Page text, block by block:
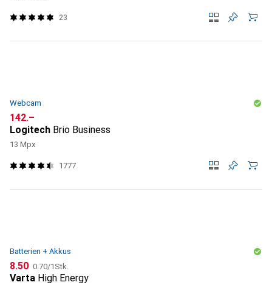
23
Webcam
CHF
142.–
Logitech Brio Business
13 Mpx
1777
Batterien + Akkus
CHF
8.50 CHF
0.70/1Stk.
Varta High Energy